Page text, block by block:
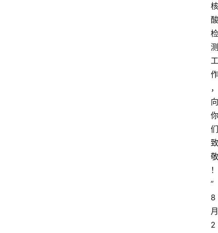
核
酸
检
测
工
作
，
向
你
们
致
敬
！
”
8
月
2